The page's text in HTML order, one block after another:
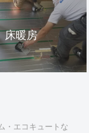
床暖房
・エコキュートな